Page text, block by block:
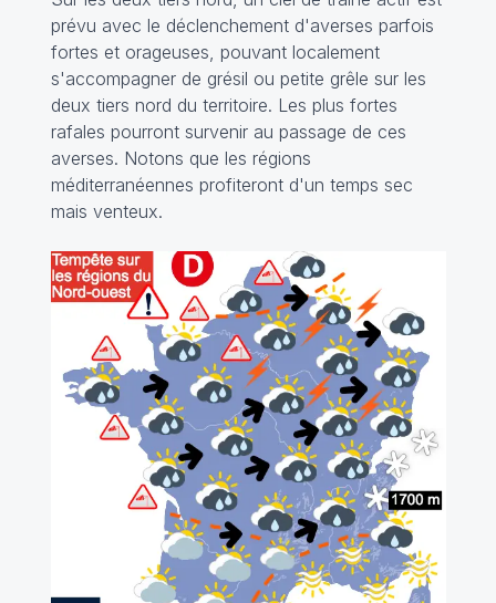
prévu avec le déclenchement d'averses parfois
fortes et orageuses, pouvant localement
s'accompagner de grésil ou petite grêle sur les
deux tiers nord du territoire. Les plus fortes
rafales pourront survenir au passage de ces
averses. Notons que les régions
méditerranéennes profiteront d'un temps sec
mais venteux.